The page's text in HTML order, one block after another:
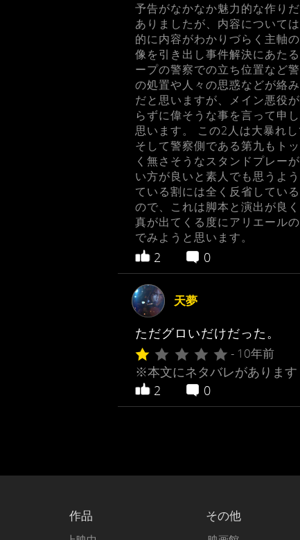
予告がなかなか魅力的な作り
ありましたが、内容について
的に内容がわかりづらく主軸
像を引き出し事件解決にあた
ープの警察での立ち位置など
の処置や人々の思惑などが絡
だと思いますが、メイン悪役
らずに偉そうな事を言って申
思います。 この2人は大暴れ
そして警察側である第九もト
く無さそうなスタンドプレー
い方が良いと素人でも思うよ
ている割には全く反省してい
ので、これは脚本と演出が良
真が出てくる度にアリエール
でみようと思います。
2 0
天夢
ただグロいだけだった。
- 10年前
※本文にネタバレがありま
2 0
作品 その他